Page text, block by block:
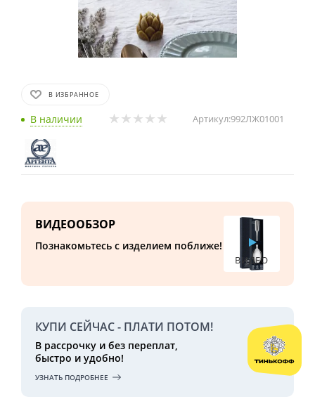
В ИЗБРАННОЕ
В наличии Артикул:992ЛЖ01001
ВИДЕООБЗОР
Познакомьтесь с изделием поближе!
ВИДЕО
КУПИ СЕЙЧАС - ПЛАТИ ПОТОМ!
В рассрочку и без переплат,
быстро и удобно!
УЗНАТЬ ПОДРОБНЕЕ